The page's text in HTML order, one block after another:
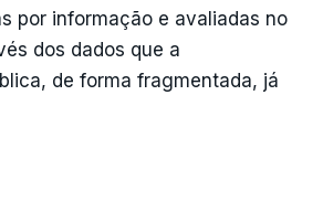
por informação e avaliadas no
dos dados que a
de forma fragmentada, já